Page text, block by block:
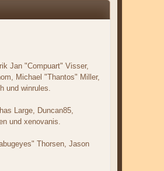
Jan "Compuart" Visser,
Michael "Thantos" Miller,
und winrules.
Large, Duncan85,
und xenovanis.
Thorsen, Jason